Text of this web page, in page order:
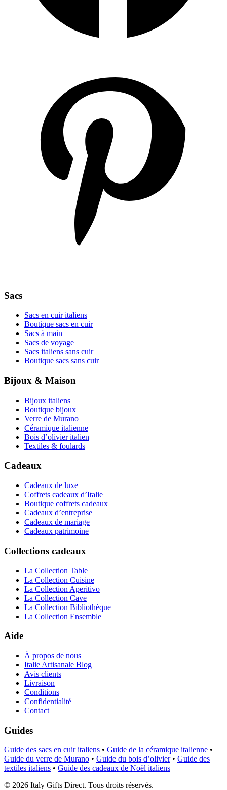
Sacs
Sacs en cuir italiens
Boutique sacs en cuir
Sacs à main
Sacs de voyage
Sacs italiens sans cuir
Boutique sacs sans cuir
Bijoux & Maison
Bijoux italiens
Boutique bijoux
Verre de Murano
Céramique italienne
Bois d’olivier italien
Textiles & foulards
Cadeaux
Cadeaux de luxe
Coffrets cadeaux d’Italie
Boutique coffrets cadeaux
Cadeaux d’entreprise
Cadeaux de mariage
Cadeaux patrimoine
Collections cadeaux
La Collection Table
La Collection Cuisine
La Collection Aperitivo
La Collection Cave
La Collection Bibliothèque
La Collection Ensemble
Aide
À propos de nous
Italie Artisanale Blog
Avis clients
Livraison
Conditions
Confidentialité
Contact
Guides
Guide des sacs en cuir italiens • Guide de la céramique italienne •
Guide du verre de Murano • Guide du bois d’olivier • Guide des
textiles italiens • Guide des cadeaux de Noël italiens
© 2026 Italy Gifts Direct. Tous droits réservés.